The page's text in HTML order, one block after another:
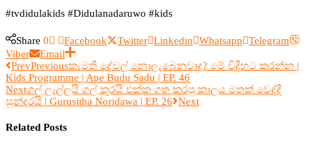
#tvdidulakids #Didulanadaruwo #kids
Share 0 Facebook Twitter Linkedin Whatsapp
Telegram
Viber
Email
PrevPreviousකැමති දේවල් නොලැබෙනවාද? මේ විදිහට කරන්න |
Kids Programme | Ape Budu Sadu | EP. 46
Nextගල් ලෑල්ලයි ගල් කූරයි එක්ක ගත කරපු කාලය මතක් වෙද්දි
සුන්දරයි | Gurusitha Noridawa | EP. 26 Next
Related Posts